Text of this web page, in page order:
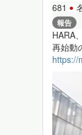
681
報告
HARA
再始動
https://